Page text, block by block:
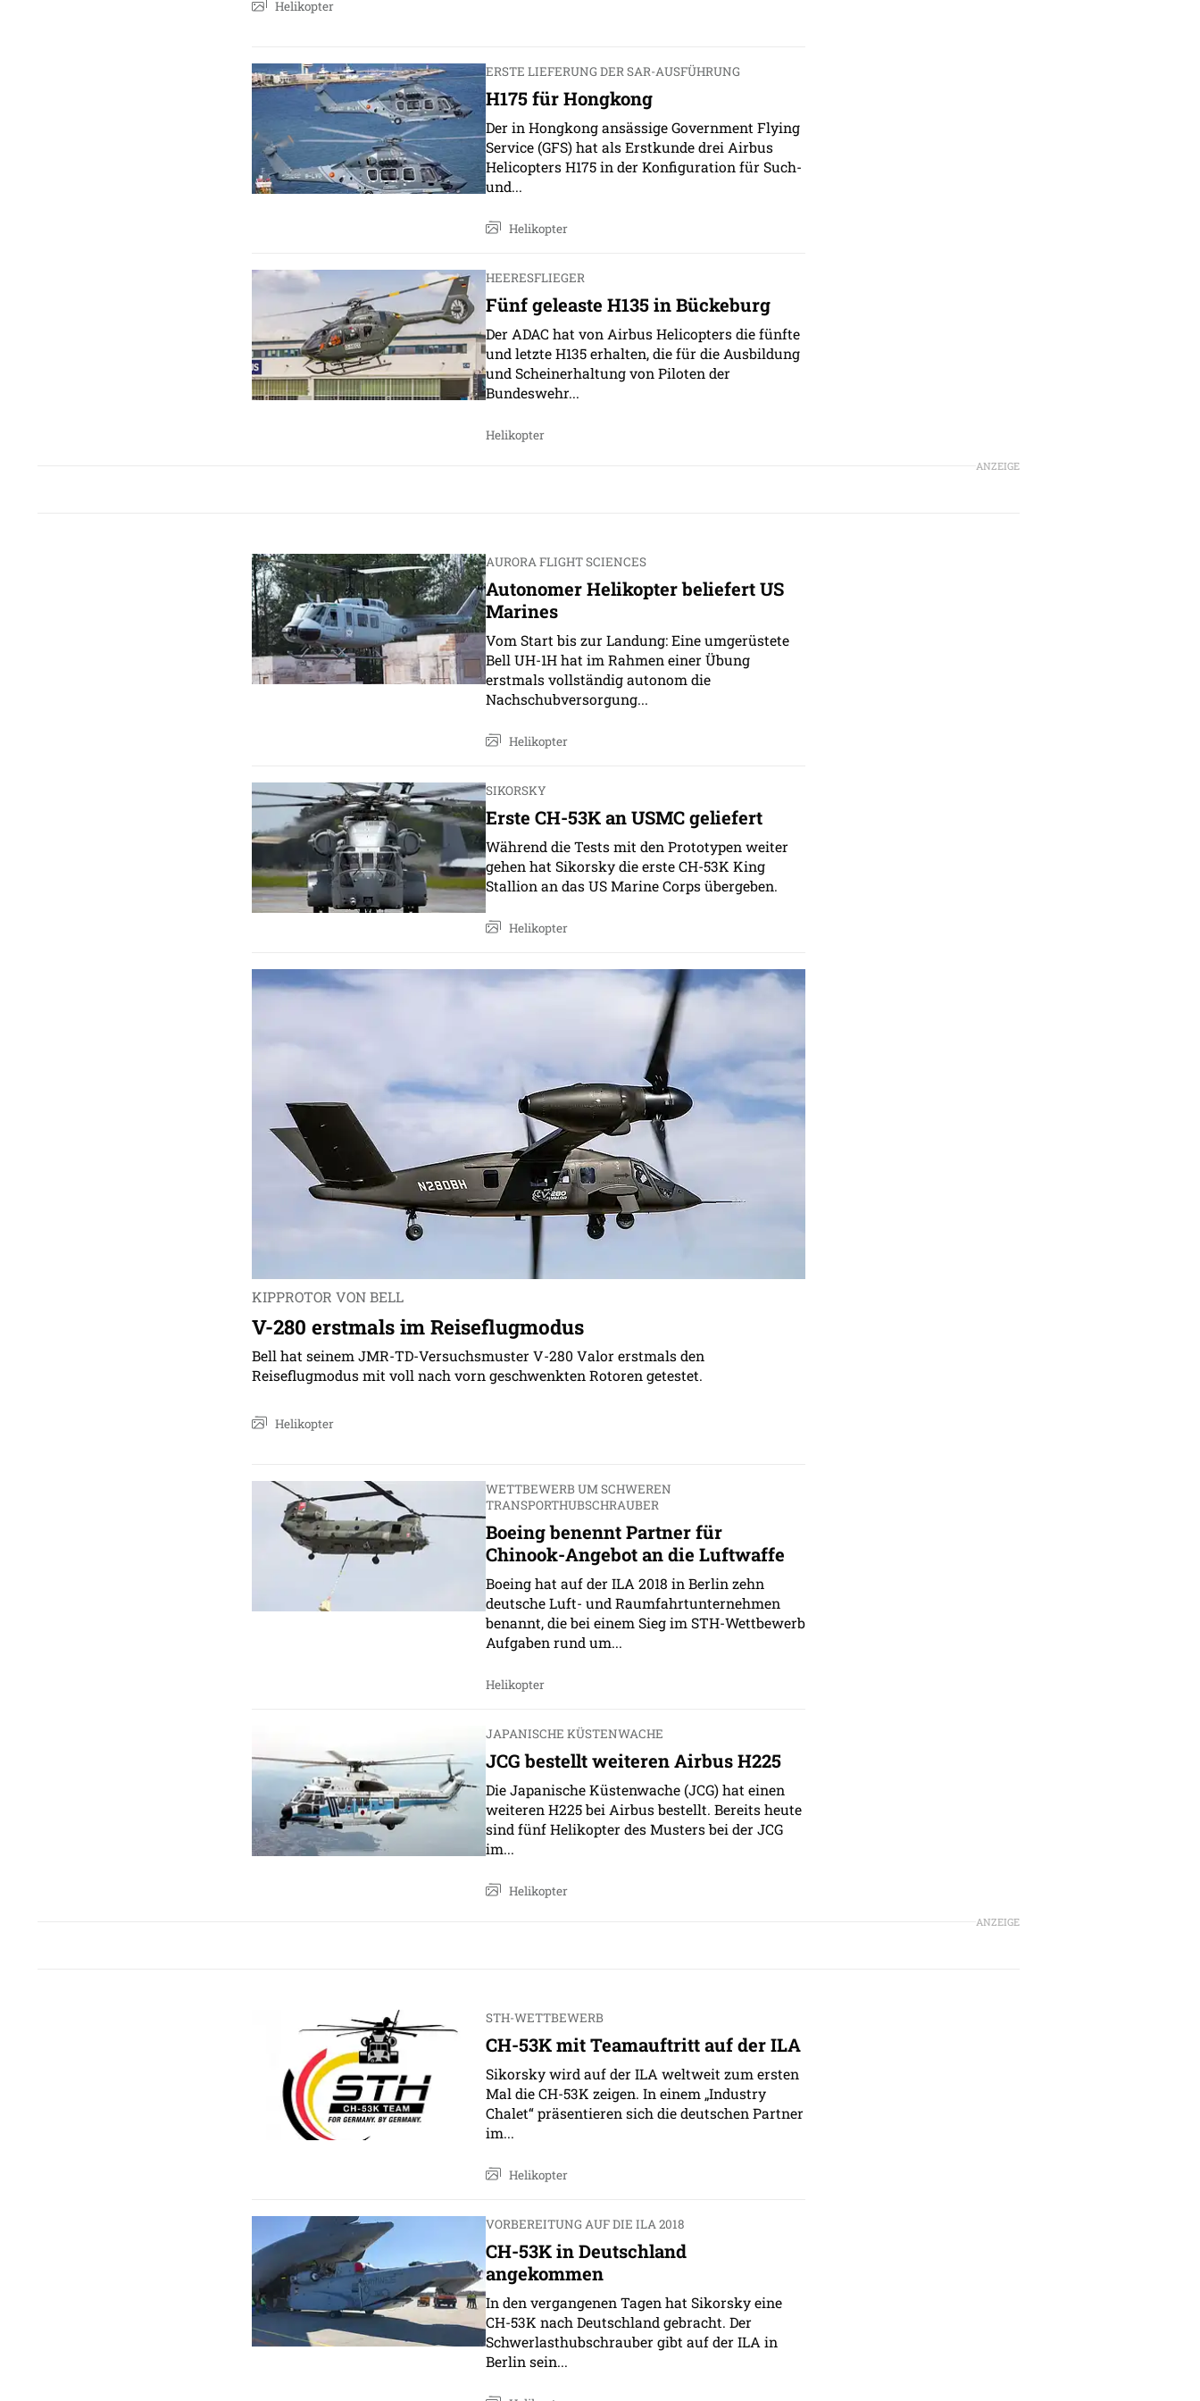
Helikopter
ERSTE LIEFERUNG DER SAR-AUSFÜHRUNG
H175 für Hongkong
Der in Hongkong ansässige Government Flying
Service (GFS) hat als Erstkunde drei Airbus
Helicopters H175 in der Konfiguration für Such-
und...
Helikopter
HEERESFLIEGER
Fünf geleaste H135 in Bückeburg
Der ADAC hat von Airbus Helicopters die fünfte
und letzte H135 erhalten, die für die Ausbildung
und Scheinerhaltung von Piloten der
Bundeswehr...
Helikopter
ANZEIGE
AURORA FLIGHT SCIENCES
Autonomer Helikopter beliefert US
Marines
Vom Start bis zur Landung: Eine umgerüstete
Bell UH-1H hat im Rahmen einer Übung
erstmals vollständig autonom die
Nachschubversorgung...
Helikopter
SIKORSKY
Erste CH-53K an USMC geliefert
Während die Tests mit den Prototypen weiter
gehen hat Sikorsky die erste CH-53K King
Stallion an das US Marine Corps übergeben.
Helikopter
KIPPROTOR VON BELL
V-280 erstmals im Reiseflugmodus
Bell hat seinem JMR-TD-Versuchsmuster V-280 Valor erstmals den
Reiseflugmodus mit voll nach vorn geschwenkten Rotoren getestet.
Helikopter
WETTBEWERB UM SCHWEREN
TRANSPORTHUBSCHRAUBER
Boeing benennt Partner für
Chinook-Angebot an die Luftwaffe
Boeing hat auf der ILA 2018 in Berlin zehn
deutsche Luft- und Raumfahrtunternehmen
benannt, die bei einem Sieg im STH-Wettbewerb
Aufgaben rund um...
Helikopter
JAPANISCHE KÜSTENWACHE
JCG bestellt weiteren Airbus H225
Die Japanische Küstenwache (JCG) hat einen
weiteren H225 bei Airbus bestellt. Bereits heute
sind fünf Helikopter des Musters bei der JCG
im...
Helikopter
ANZEIGE
STH-WETTBEWERB
CH-53K mit Teamauftritt auf der ILA
Sikorsky wird auf der ILA weltweit zum ersten
Mal die CH-53K zeigen. In einem „Industry
Chalet“ präsentieren sich die deutschen Partner
im...
Helikopter
VORBEREITUNG AUF DIE ILA 2018
CH-53K in Deutschland
angekommen
In den vergangenen Tagen hat Sikorsky eine
CH-53K nach Deutschland gebracht. Der
Schwerlasthubschrauber gibt auf der ILA in
Berlin sein...